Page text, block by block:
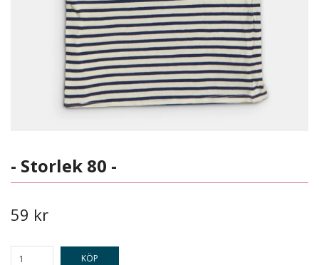
- Storlek 80 -
59 kr
KÖP